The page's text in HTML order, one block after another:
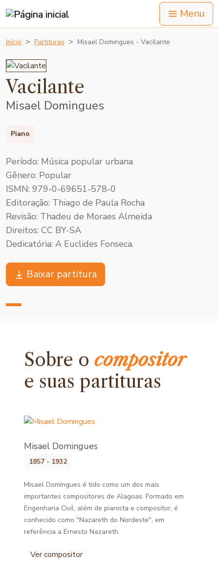
Menu
Início Partituras Misael Domingues - Vacilante
Vacilante
Misael Domingues
Piano
Período: Música popular urbana
Gênero: Popular
ISMN: 979-0-69651-578-0
Editoração: Thiago de Paula Rocha
Revisão: Thadeu de Moraes Almeida
Direitos: CC BY-SA
Dedicatória: A Euclides Fonseca.
Baixar partitura
Sobre ocompositor
e suas partituras
Misael Domingues
1857 - 1932
Misael Domingues é tido como um dos mais
importantes compositores de Alagoas. Formado em
Engenharia Civil, além de pianista e compositor, é
conhecido como "Nazareth do Nordeste", em
referência a Ernesto Nazareth.
Ver compositor